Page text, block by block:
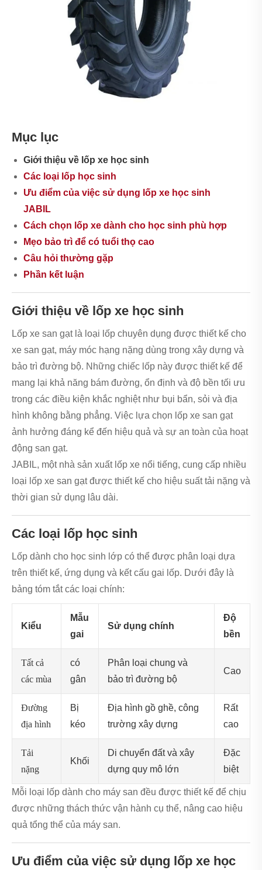
Mục lục
Giới thiệu về lốp xe học sinh
Các loại lốp học sinh
Ưu điểm của việc sử dụng lốp xe học sinh
JABIL
Cách chọn lốp xe dành cho học sinh phù hợp
Mẹo bảo trì để có tuổi thọ cao
Câu hỏi thường gặp
Phần kết luận
Giới thiệu về lốp xe học sinh
Lốp xe san gạt là loại lốp chuyên dụng được thiết kế cho
xe san gạt, máy móc hạng nặng dùng trong xây dựng và
bảo trì đường bộ. Những chiếc lốp này được thiết kế để
mang lại khả năng bám đường, ổn định và độ bền tối ưu
trong các điều kiện khắc nghiệt như bụi bẩn, sỏi và địa
hình không bằng phẳng. Việc lựa chọn lốp xe san gạt
ảnh hưởng đáng kể đến hiệu quả và sự an toàn của hoạt
động san gạt.
JABIL, một nhà sản xuất lốp xe nổi tiếng, cung cấp nhiều
loại lốp xe san gạt được thiết kế cho hiệu suất tải nặng và
thời gian sử dụng lâu dài.
Các loại lốp học sinh
Lốp dành cho học sinh lớp có thể được phân loại dựa
trên thiết kế, ứng dụng và kết cấu gai lốp. Dưới đây là
bảng tóm tắt các loại chính:
Kiểu
Mẫu
gai
Sử dụng chính
Độ
bền
Tất cả
các mùa
có
gân
Phân loại chung và
bảo trì đường bộ
Cao
Đường
địa hình
Bị
kéo
Địa hình gồ ghề, công
trường xây dựng
Rất
cao
Tải
nặng
Khối
Di chuyển đất và xây
dựng quy mô lớn
Đặc
biệt
Mỗi loại lốp dành cho máy san đều được thiết kế để chịu
được những thách thức vận hành cụ thể, nâng cao hiệu
quả tổng thể của máy san.
Ưu điểm của việc sử dụng lốp xe học